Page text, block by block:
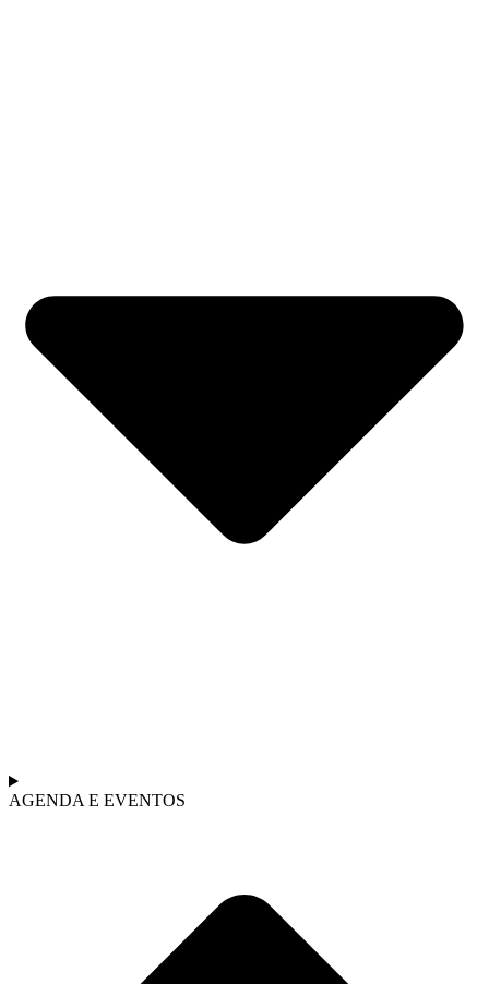
AGENDA E EVENTOS